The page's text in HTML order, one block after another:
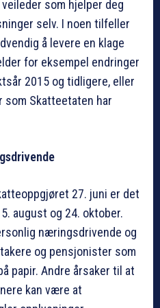
som hjelper deg
selv. I noen tilfeller
å levere en klage
for eksempel endringer
2015 og tidligere, eller
som Skatteetaten har
27. juni er det
august og 24. oktober.
næringsdrivende og
og pensjonister som
papir. Andre årsaker til at
kan være at